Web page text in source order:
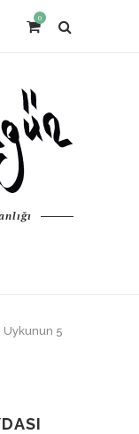
0
Uykunun 5